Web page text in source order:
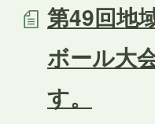
第49回地
ボール大
す。